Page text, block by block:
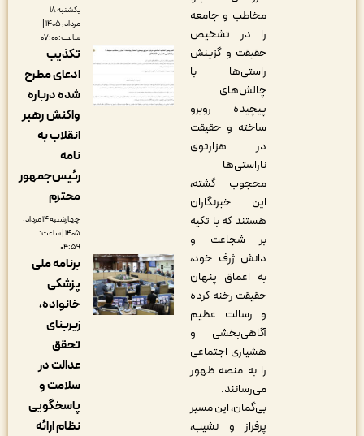
مخاطب و جامعه
را در تشخیص
حقیقت و گزینش
راستی‌ها با
چالش‌های
پیچیده روبرو
ساخته و حقیقت
در هزارتوی
ناراستی‌ها
محجوب گشته،
این خبرنگاران
هستند که با تکیه
بر شجاعت و
دانش ژرف خود،
به اعماق پنهان
حقیقت رخنه کرده
و رسالت عظیم
آگاهی‌بخشی و
هشیاری اجتماعی
را به منصه ظهور
می‌رسانند.
بی‌گمان، این مسیر
پرفراز و نشیب،
مرداد, ۱۴۰۵ |
تکذیب
ادعای مطرح
شده درباره
واکنش رهبر
انقلاب به
رئیس‌جمهور
چهارشنبه ۱۴ مرداد,
۱۴۰۵ | ساعت:
برنامه ملی
پزشکی
خانواده،
عدالت در
سلامت و
پاسخگویی
نظام ارائه